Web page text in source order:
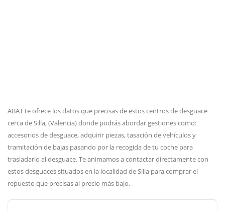
ABAT te ofrece los datos que precisas de estos centros de desguace
cerca de Silla, (Valencia) donde podrás abordar gestiones como:
accesorios de desguace, adquirir piezas, tasación de vehículos y
tramitación de bajas pasando por la recogida de tu coche para
trasladarlo al desguace. Te animamos a contactar directamente con
estos desguaces situados en la localidad de Silla para comprar el
repuesto que precisas al precio más bajo.